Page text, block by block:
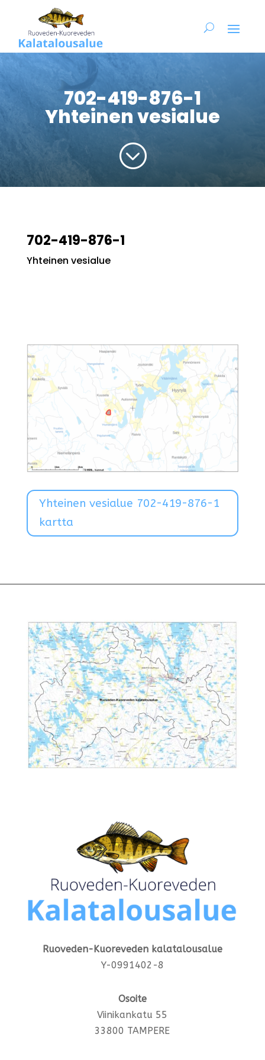
702-419-876-1
Yhteinen vesialue
;
702-419-876-1
Yhteinen vesialue
Yhteinen vesialue 702-419-876-1
kartta
Ruoveden-Kuoreveden kalatalousalue
Y-0991402-8
Osoite
Viinikankatu 55
33800 TAMPERE